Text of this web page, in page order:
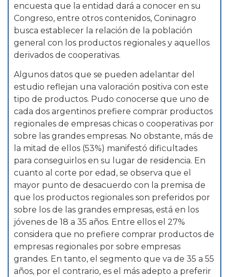
encuesta que la entidad dará a conocer en su
Congreso, entre otros contenidos, Coninagro
busca establecer la relación de la población
general con los productos regionales y aquellos
derivados de cooperativas.
Algunos datos que se pueden adelantar del
estudio reflejan una valoración positiva con este
tipo de productos. Pudo conocerse que uno de
cada dos argentinos prefiere comprar productos
regionales de empresas chicas o cooperativas por
sobre las grandes empresas. No obstante, más de
la mitad de ellos (53%) manifestó dificultades
para conseguirlos en su lugar de residencia. En
cuanto al corte por edad, se observa que el
mayor punto de desacuerdo con la premisa de
que los productos regionales son preferidos por
sobre los de las grandes empresas, está en los
jóvenes de 18 a 35 años. Entre ellos el 27%
considera que no prefiere comprar productos de
empresas regionales por sobre empresas
grandes. En tanto, el segmento que va de 35 a 55
años, por el contrario, es el más adepto a preferir